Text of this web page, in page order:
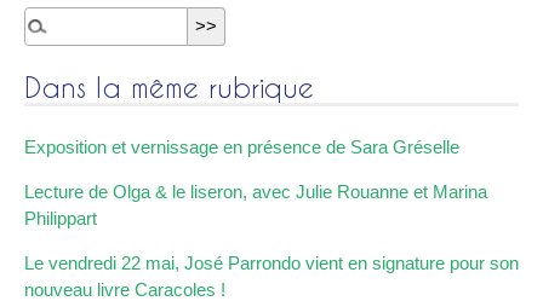
Dans la même rubrique
Exposition et vernissage en présence de Sara Gréselle
Lecture de Olga & le liseron, avec Julie Rouanne et Marina
Philippart
Le vendredi 22 mai, José Parrondo vient en signature pour son
nouveau livre Caracoles !